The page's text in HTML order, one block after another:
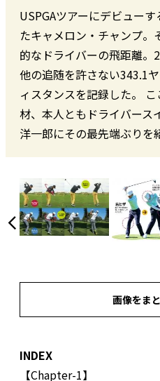
USPGAツアーにデビュー
たキャメロン・チャンプ
的なドライバーの飛距離。
他の追随を許さない343.1
ィスタンスを記録した。
材、本人ともドライバース
洋一郎にその最先端ぶりを
画像をま
INDEX
【Chapter-1】